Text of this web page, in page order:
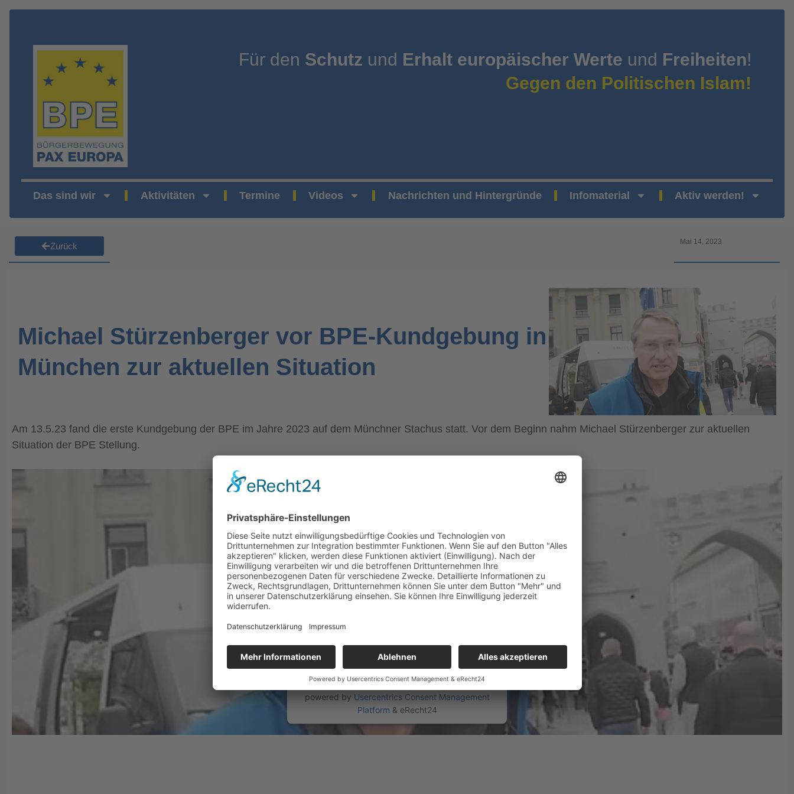
Für den Schutz und Erhalt europäischer Werte und Freiheiten!
Gegen den Politischen Islam!
Das sind wir Aktivitäten Termine Videos Nachrichten und Hintergründe Infomaterial Aktiv werden!
Zurück Mai 14, 2023
Michael Stürzenberger vor BPE-Kundgebung in
München zur aktuellen Situation
Am 13.5.23 fand die erste Kundgebung der BPE im Jahre 2023 auf dem Münchner Stachus statt. Vor dem Beginn nahm Michael Stürzenberger zur aktuellen
Situation der BPE Stellung.
ZUSTIMMUNG, UM DEN YOUTUBE
Wir verwenden einen Service eines
Drittanbieters, um Videoinhalte einzubetten.
Dieser Service kann Daten zu Ihren Aktivitäten
sammeln. Bitte lesen Sie die Details durch und
stimmen Sie der Nutzung des Service zu, um
Mehr Informationen
Akzeptieren
powered by Usercentrics Consent Management
Platform & eRecht24